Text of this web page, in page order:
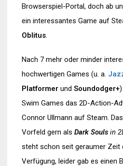
Browserspiel-Portal, doch ab
ein interessantes Game auf
Oblitus.
Nach 7 mehr oder minder
hochwertigen Games (u. a.
Platformer und Soundodger+
Swim Games das 2D-Action-
Connor Ullmann auf Steam.
Vorfeld gern als Dark Souls in
steht schon seit geraumer Zeit
Verfügung, leider gab es einen